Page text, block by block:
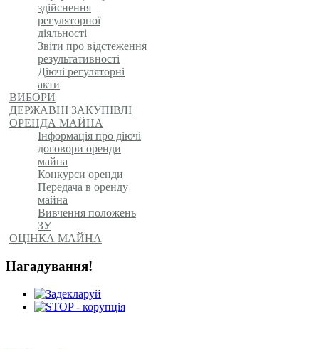
здійснення
регуляторної
діяльності
Звіти про відстеження
результативності
Діючі регуляторні
акти
ВИБОРИ
ДЕРЖАВНІ ЗАКУПІВЛІ
ОРЕНДА МАЙНА
Інформація про діючі
договори оренди
майна
Конкурси оренди
Передача в оренду
майна
Вивчення положень
ЗУ
ОЦІНКА МАЙНА
Нагадування!